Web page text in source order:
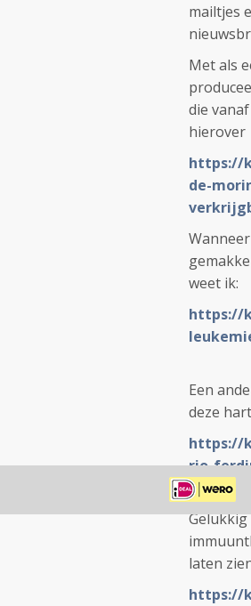
mailtjes
Met als
die
hierover
https://
de-
weet ik:
https://
Een
deze
https://
rio-
verloor-
laten
https://